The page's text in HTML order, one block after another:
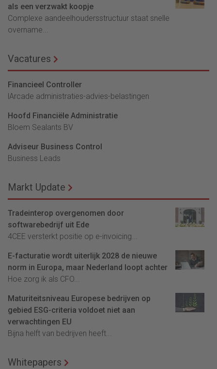
als een verzwakt koopje
Complexe aandeelhoudersstructuur staat snelle
overname...
Vacatures
Financieel Controller
lArcade administraties-advies-belastingen
Hoofd Financiële Administratie
Bloem Sealants BV
Adviseur Business Control
Business Leads
Markt Update
Tradeinterop overgenomen door
softwarebedrijf uit Ede
4CEE versterkt positie op e-invoicing...
E-facturatie wordt uiterlijk 2028 de nieuwe
norm in Europa, maar Nederland loopt achter
Hoe zorg ik als CFO...
Maturiteitsniveau Europese bedrijven op
gebied ESG-criteria voldoet niet aan
verwachtingen EU
Bijna helft van bedrijven heeft...
Whitepapers